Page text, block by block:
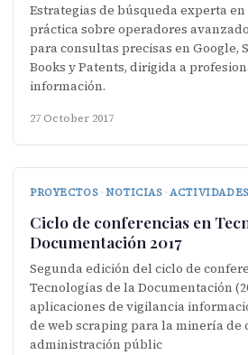
Estrategias de búsqueda experta
práctica sobre operadores
para consultas precisas en Google,
Books y Patents, dirigida a
información.
27 October 2017
PROYECTOS ·NOTICIAS · ACTIVIDADES
Ciclo de conferencias en
Documentación 2017
Segunda edición del ciclo de
Tecnologías de la Documentación
aplicaciones de vigilancia
de web scraping para la minería de
administración públic